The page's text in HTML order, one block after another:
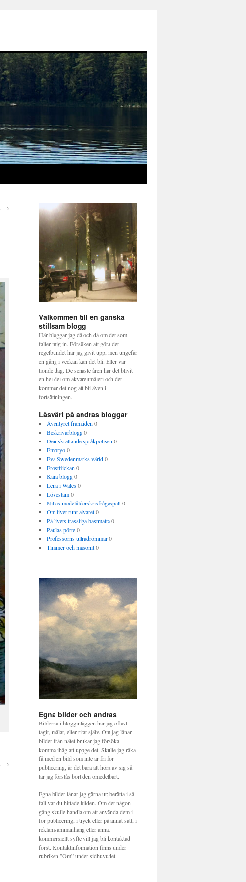
→
→
Välkommen till en ganska
stillsam blogg
Här bloggar jag då och då om det som
faller mig in. Försöken att göra det
regelbundet har jag givit upp, men ungefär
en gång i veckan kan det bli. Eller var
tionde dag. De senaste åren har det blivit
en hel del om akvarellmåleri och det
kommer det nog att bli även i
fortsättningen.
Läsvärt på andras bloggar
Äventyret framtiden 0
Beskrivarblogg0
Den skrattande språkpolisen 0
Embryo0
Eva Swedenmarks värld0
Frostflickan 0
Kära blogg0
Lena i Wales0
Lövestam0
Nillas medelålderskrisfrågespalt0
Om livet runt alvaret0
På livets trassliga bastmatta0
Paulas pörte0
Professorns ultradrömmar0
Timmer och masonit0
Egna bilder och andras
Bilderna i blogginläggen har jag oftast
tagit, målat, eller ritat själv. Om jag lånar
bilder från nätet brukar jag försöka
komma ihåg att uppge det. Skulle jag råka
få med en bild som inte är fri för
publicering, är det bara att höra av sig så
tar jag förstås bort den omedelbart.
Egna bilder lånar jag gärna ut; berätta i så
fall var du hittade bilden. Om det någon
gång skulle handla om att använda dem i
för publicering, i tryck eller på annat sätt, i
reklamsammanhang eller annat
kommersiellt syfte vill jag bli kontaktad
först. Kontaktinformation finns under
rubriken ”Om” under sidhuvudet.